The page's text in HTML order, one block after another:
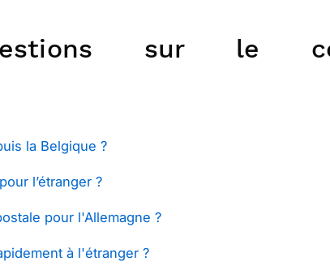
sur le
la Belgique ?
l’étranger ?
pour l'Allemagne ?
à l'étranger ?